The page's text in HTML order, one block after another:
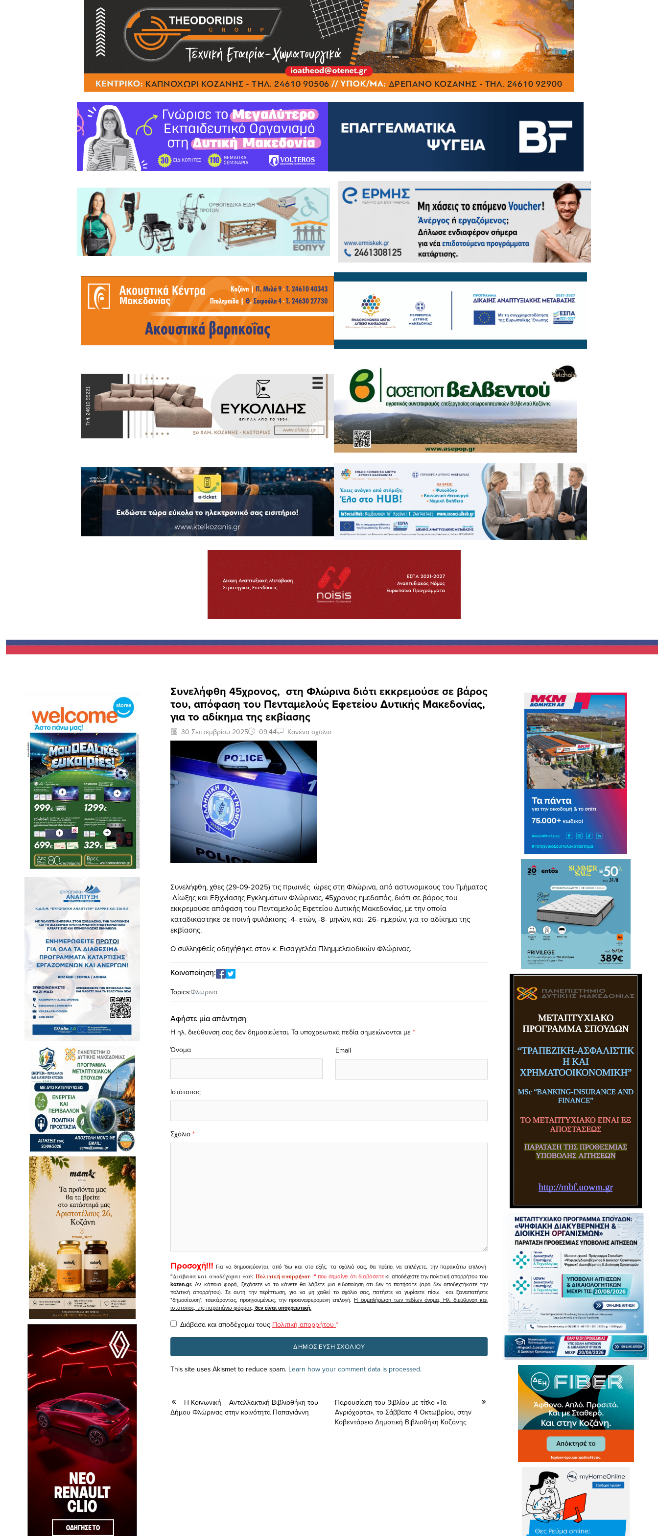
Συνελήφθη 45χρονος, στη Φλώρινα διότι εκκρεμούσε σε βάρος
του, απόφαση του Πενταμελούς Εφετείου Δυτικής Μακεδονίας,
για το αδίκημα της εκβίασης
30 Σεπτεμβρίου 2025 09:44 Κανένα σχόλιο
Συνελήφθη, χθες (29-09-2025) τις πρωινές ώρες στη Φλώρινα, από αστυνομικούς του Τμήματος
Δίωξης και Εξιχνίασης Εγκλημάτων Φλώρινας, 45χρονος ημεδαπός, διότι σε βάρος του
εκκρεμούσε απόφαση του Πενταμελούς Εφετείου Δυτικής Μακεδονίας, με την οποία
καταδικάστηκε σε ποινή φυλάκισης -4- ετών, -8- μηνών, και -26- ημερών, για το αδίκημα της
εκβίασης.
O συλληφθείς οδηγήθηκε στον κ. Εισαγγελέα Πλημμελειοδικών Φλώρινας.
Κοινοποίηση:
Topics:Φλώρινα
Αφήστε μία απάντηση
Η ηλ. διεύθυνση σας δεν δημοσιεύεται. Τα υποχρεωτικά πεδία σημειώνονται με *
Σχόλιο *
Όνομα Email
Ιστότοπος
Προσοχή!!! Για να δημοσιεύονται, από 'δω και στο εξής, τα σχόλιά σας, θα πρέπει να επιλέγετε, την παρακάτω επιλογή
"Διάβασα και αποδέχομαι τουςΠολιτική απορρήτου " που σημαίνει ότι διαβάσατεκι αποδέχεστε την πολιτική απορρήτου του
kozan.gr. Αν, κάποια φορά, ξεχάσετε να το κάνετε θα λάβετε μια ειδοποίηση ότι δεν το πατήσατε (αρα δεν αποδεχτήκατε την
πολιτική απορρήτου). Σε αυτή την περίπτωση, για να μη χαθεί το σχόλιο σας, πατήστε να γυρίσετε πίσω και ξαναπατήστε
"δημοσίευση", τσεκάροντας, προηγουμένως, την προαναφερόμενη επιλογή.Η συμπλήρωση των πεδίων όνομα, Ηλ. διεύθυνση και
ιστότοπος, της παραπάνω φόρμας, δεν είναι υποχρεωτική.
Διάβασα και αποδέχομαι τους Πολιτική απορρήτου *
This site uses Akismet to reduce spam. Learn how your comment data is processed.
Η Κοινωνική – Ανταλλακτική Βιβλιοθήκη του
Δήμου Φλώρινας στην κοινότητα Παπαγιάννη
Παρουσίαση του βιβλίου με τίτλο «Τα
Αγριόχορτα», το Σάββατο 4 Οκτωβρίου, στην
Κοβεντάρειο Δημοτική Βιβλιοθήκη Κοζάνης